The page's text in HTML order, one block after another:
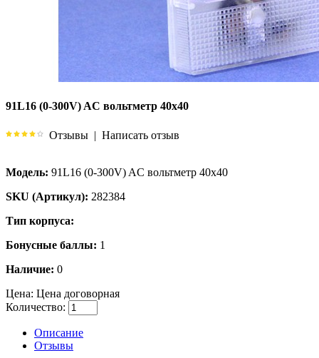
91L16 (0-300V) AC вольтметр 40x40
Отзывы | Написать отзыв
Модель: 91L16 (0-300V) AC вольтметр 40x40
SKU (Артикул): 282384
Тип корпуса:
Бонусные баллы: 1
Наличие: 0
Цена: Цена договорная
Количество:
Описание
Отзывы